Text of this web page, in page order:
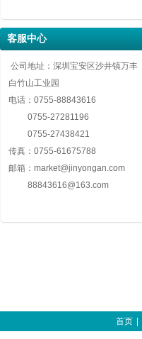
客服中心
公司地址：深圳宝安区沙井镇万丰
白竹山工业园
电话： 0755-88843616
0755-27281196
0755-27438421
传真： 0755-61675788
邮箱： market@jinyongan.com
88843616@163.com
首页